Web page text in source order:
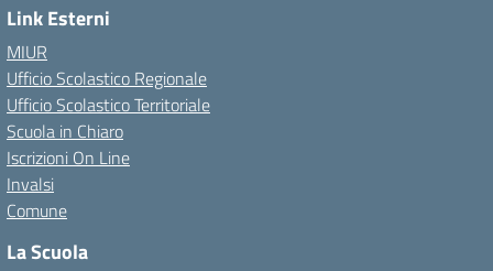
Link Esterni
MIUR
Ufficio Scolastico Regionale
Ufficio Scolastico Territoriale
Scuola in Chiaro
Iscrizioni On Line
Invalsi
Comune
La Scuola